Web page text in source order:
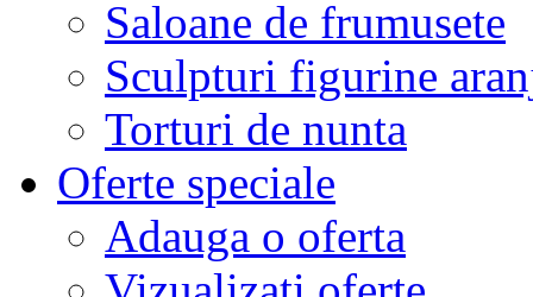
Saloane de frumusete
Sculpturi figurine
Torturi de nunta
Oferte speciale
Adauga o oferta